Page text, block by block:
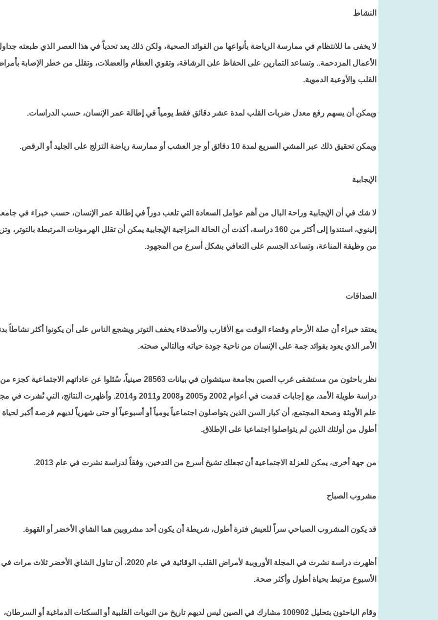
النشاط
لا يخفى ما للانتظام في ممارسة الرياضة بأنواعها من الفوائد الصحية، ولكن ذلك يعد تحدياً في هذا العصر الذي طبعته
الأعمال المزدحمة.. وتساعد التمارين على الحفاظ على الرشاقة، وتقوي العظام والعضلات، وتقلل من خطر الإصابة
القلب والأوعية الدموية.
ويمكن أن يسهم رفع معدل ضربات القلب لمدة عشر دقائق فقط يومياً في إطالة عمر الإنسان، حسب الدراسات.
ويمكن تحقيق ذلك عبر المشي السريع لمدة 10 دقائق أو جز العشب أو ممارسة رياضة التزلج على الجليد أو الرقص.
الإيجابية
لا شك في أن الإيجابية وراحة البال من أهم عوامل السعادة التي تلعب دوراً في إطالة عمر الإنسان، حسب خبراء في
إلينوي، استندوا إلى أكثر من 160 دراسة، أكدت أن الحالة المزاجية الإيجابية يمكن أن تقلل الهرمونات المرتبطة بالتوتر،
من وظيفة المناعة، وتساعد الجسم على التعافي بشكل أسرع من المجهود.
الصداقات
يعتقد خبراء أن صلة الأرحام وقضاء الوقت مع الأقارب والأصدقاء يخفف التوتر ويشجع الناس على أن يكونوا أكثر نشاطاً
الأمر الذي يعود بفوائد جمة على الإنسان من ناحية جودة حياته وبالتالي صحته.
نظر باحثون من مستشفى غرب الصين بجامعة سيتشوان في بيانات 28563 صينياً، سُئلوا عن عاداتهم الاجتماعية كجزء من
دراسة طويلة الأمد، مع إجابات قدمت في أعوام 2002 و2005 و2008 و2011 و2014. وأظهرت النتائج، التي نُشرت
علم الأوبئة وصحة المجتمع، أن كبار السن الذين يتواصلون اجتماعياً يومياً أو أسبوعياً أو حتى شهرياً لديهم فرصة أكبر لحياة
أطول من أولئك الذين لم يتواصلوا اجتماعيا على الإطلاق.
من جهة أخرى، يمكن للعزلة الاجتماعية أن تجعلك تشيخ أسرع من التدخين، وفقاً لدراسة نشرت في عام 2013.
مشروب الصباح
قد يكون المشروب الصباحي سراً للعيش فترة أطول، شريطة أن يكون أحد مشروبين هما الشاي الأخضر أو القهوة.
أظهرت دراسة نشرت في المجلة الأوروبية لأمراض القلب الوقائية في عام 2020، أن تناول الشاي الأخضر ثلاث مرات في
الأسبوع مرتبط بحياة أطول وأكثر صحة.
وقام الباحثون بتحليل 100902 مشارك في الصين ليس لديهم تاريخ من النوبات القلبية أو السكتات الدماغية أو السرطان،